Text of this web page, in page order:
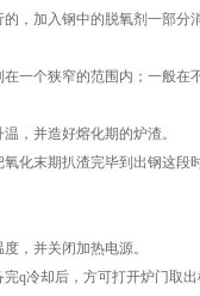
加入钢中的脱氧剂一部分
个狭窄的范围内；一般在
并造好熔化期的炉渣。
末期扒渣完毕到出钢这段
，并关闭加热电源。
冷却后，方可打开炉门取出